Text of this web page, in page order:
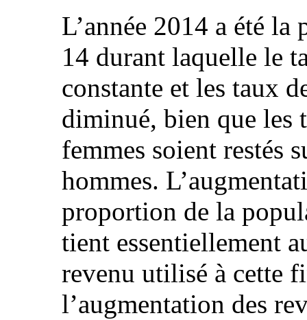
L’année 2014 a été
14 durant laquelle le
constante et les taux
diminué, bien que les
femmes soient restés
hommes.
proportion de la
tient essentiellement
revenu utilisé à cette
l’augmentation des